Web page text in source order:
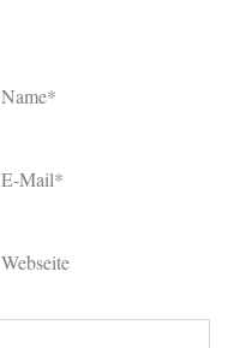
Name*
E-Mail*
Webseite